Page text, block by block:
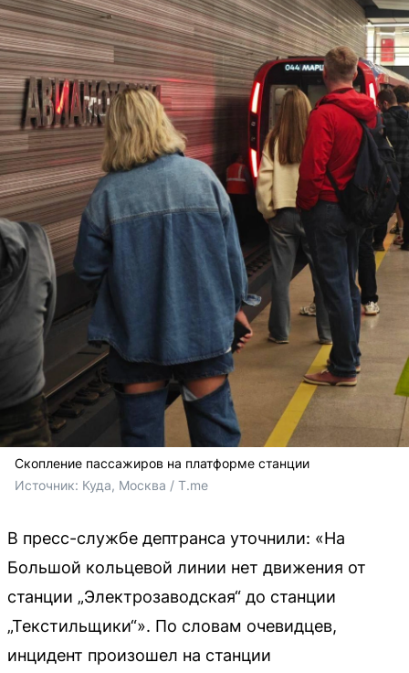
Скопление пассажиров на платформе станции
Источник: Куда, Москва / T.me
В пресс-службе дептранса уточнили: «На
Большой кольцевой линии нет движения от
станции „Электрозаводская“ до станции
„Текстильщики“». По словам очевидцев,
инцидент произошел на станции